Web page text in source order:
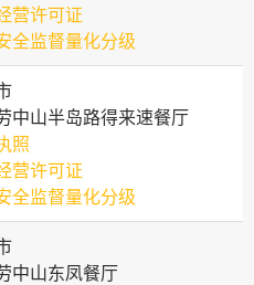
营许可证
全监督量化分级
中山半岛路得来速餐厅
照
营许可证
全监督量化分级
中山东凤餐厅